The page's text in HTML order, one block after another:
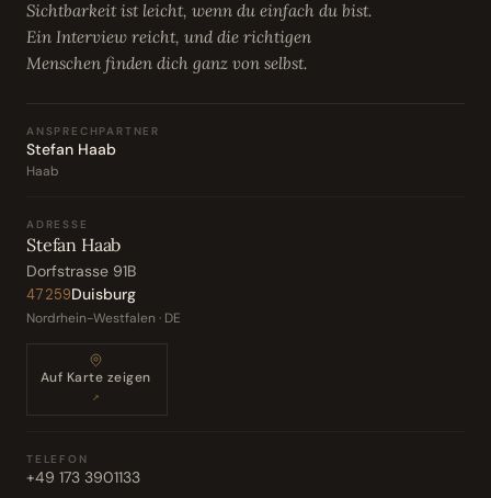
Sichtbarkeit ist leicht, wenn du einfach du bist.
Ein Interview reicht, und die richtigen
Menschen finden dich ganz von selbst.
ANSPRECHPARTNER
Stefan Haab
Haab
ADRESSE
Stefan Haab
Dorfstrasse 91B
47259Duisburg
Nordrhein-Westfalen · DE
Auf Karte zeigen
↗
TELEFON
+49 173 3901133